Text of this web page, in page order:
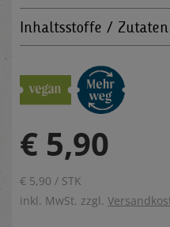
Inhaltsstoffe / Zutaten
€ 5,90
€ 5,90 / STK
inkl. MwSt. zzgl.